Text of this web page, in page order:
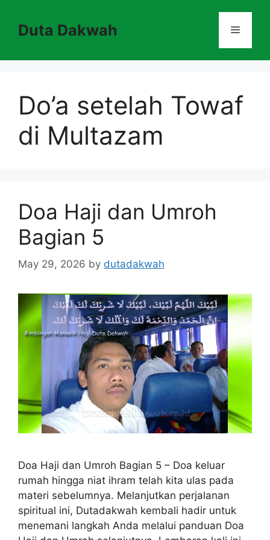
contentDuta Dakwah Menu
Do’a setelah Towaf
di Multazam
Doa Haji dan Umroh
Bagian 5
May 29, 2026 by dutadakwah
Doa Haji dan Umroh Bagian 5 – Doa keluar
rumah hingga niat ihram telah kita ulas pada
materi sebelumnya. Melanjutkan perjalanan
spiritual ini, Dutadakwah kembali hadir untuk
menemani langkah Anda melalui panduan Doa